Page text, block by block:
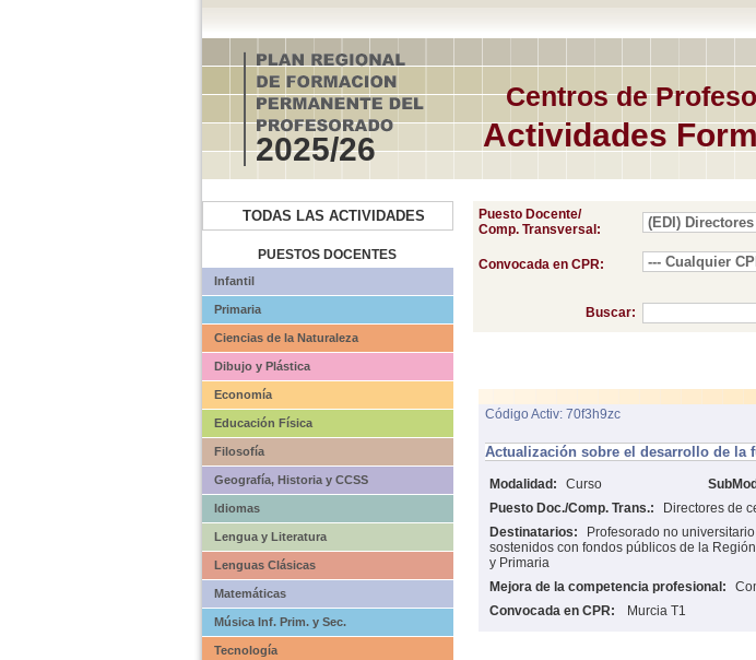
Centros de
Actividades
2025/26
TODAS LAS ACTIVIDADES
PUESTOS DOCENTES
Infantil
Primaria
Ciencias de la Naturaleza
Dibujo y Plástica
Economía
Educación Física
Filosofía
Geografía, Historia y CCSS
Idiomas
Lengua y Literatura
Lenguas Clásicas
Matemáticas
Música Inf. Prim. y Sec.
Tecnología
Puesto Docente/
Comp. Transversal:
Convocada en CPR:
Buscar:
Código Activ: 70f3h9zc
Actualización sobre el desarrollo de la
Modalidad: Curso
Puesto Doc./Comp. Trans.:
Directores de
Destinatarios:
Profesorado no
sostenidos con fondos públicos de la
y Primaria
Mejora de la competencia profesional:
Convocada en CPR:
Murcia T1